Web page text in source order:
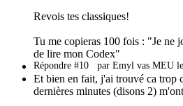
Revois tes classiques!
Tu me copieras 100 fois : "Je ne
de lire mon Codex"
Répondre #10 par Emyl vas MEU
Et bien en fait, j'ai trouvé ca trop
dernières minutes (disons 2)